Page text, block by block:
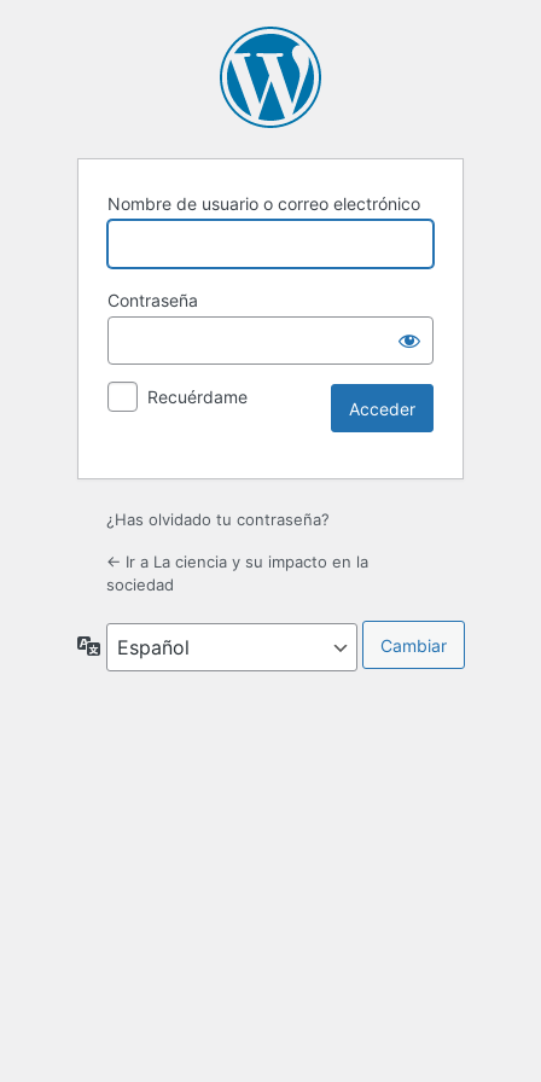
Nombre de usuario o correo electrónico
Contraseña
Recuérdame
¿Has olvidado tu contraseña?
← Ir a La ciencia y su impacto en la
sociedad
Idioma